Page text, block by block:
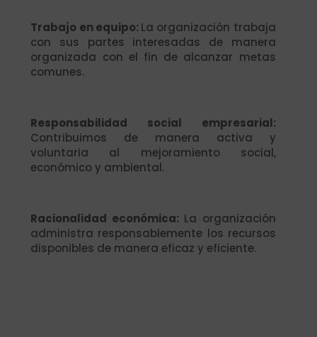
Trabajo en equipo: La organización trabaja
con sus partes interesadas de manera
organizada con el fin de alcanzar metas
comunes.
Responsabilidad social empresarial:
Contribuimos de manera activa y
voluntaria al mejoramiento social,
económico y ambiental.
Racionalidad económica: La organización
administra responsablemente los recursos
disponibles de manera eficaz y eficiente.